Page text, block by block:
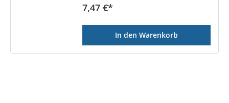
Regulärer Preis:
7,47 €*
In den Warenkorb